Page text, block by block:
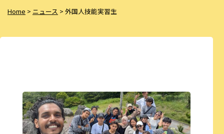
Home > ニュース > 外国人技能実習生